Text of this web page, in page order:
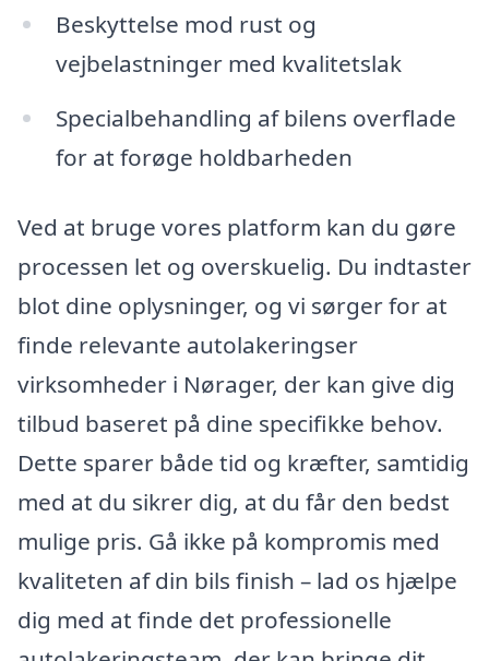
Beskyttelse mod rust og
vejbelastninger med kvalitetslak
Specialbehandling af bilens overflade
for at forøge holdbarheden
Ved at bruge vores platform kan du gøre
processen let og overskuelig. Du indtaster
blot dine oplysninger, og vi sørger for at
finde relevante autolakeringser
virksomheder i Nørager, der kan give dig
tilbud baseret på dine specifikke behov.
Dette sparer både tid og kræfter, samtidig
med at du sikrer dig, at du får den bedst
mulige pris. Gå ikke på kompromis med
kvaliteten af din bils finish – lad os hjælpe
dig med at finde det professionelle